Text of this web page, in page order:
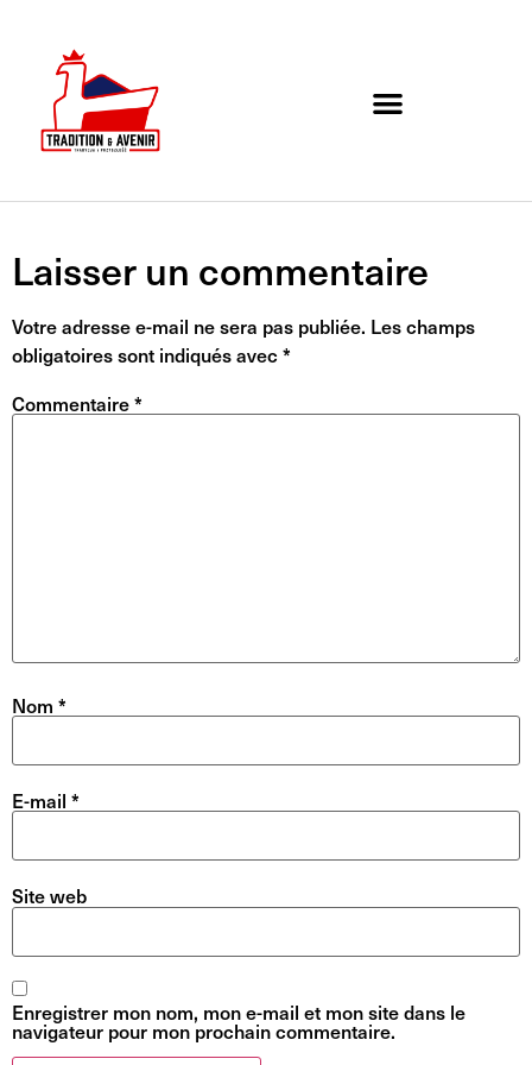
Laisser un commentaire
Votre adresse e-mail ne sera pas publiée. Les champs
obligatoires sont indiqués avec *
Commentaire*
Nom *
E-mail *
Site web
Enregistrer mon nom, mon e-mail et mon site dans le
navigateur pour mon prochain commentaire.